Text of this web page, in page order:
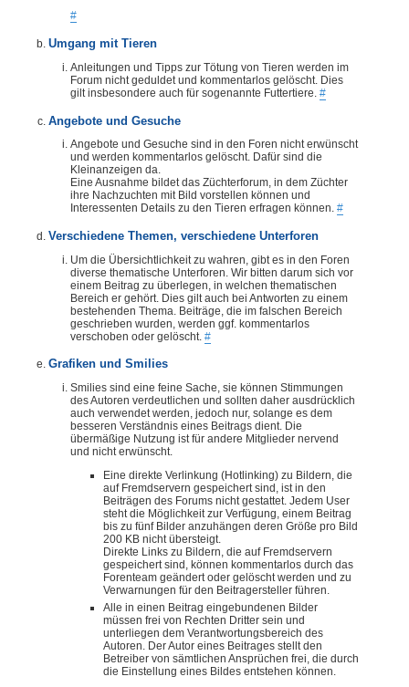
#
Umgang mit Tieren
Anleitungen und Tipps zur Tötung von Tieren werden im
Forum nicht geduldet und kommentarlos gelöscht. Dies
gilt insbesondere auch für sogenannte Futtertiere. #
Angebote und Gesuche
Angebote und Gesuche sind in den Foren nicht erwünscht
und werden kommentarlos gelöscht. Dafür sind die
Kleinanzeigen da.
Eine Ausnahme bildet das Züchterforum, in dem Züchter
ihre Nachzuchten mit Bild vorstellen können und
Interessenten Details zu den Tieren erfragen können. #
Verschiedene Themen, verschiedene Unterforen
Um die Übersichtlichkeit zu wahren, gibt es in den Foren
diverse thematische Unterforen. Wir bitten darum sich vor
einem Beitrag zu überlegen, in welchen thematischen
Bereich er gehört. Dies gilt auch bei Antworten zu einem
bestehenden Thema. Beiträge, die im falschen Bereich
geschrieben wurden, werden ggf. kommentarlos
verschoben oder gelöscht. #
Grafiken und Smilies
Smilies sind eine feine Sache, sie können Stimmungen
des Autoren verdeutlichen und sollten daher ausdrücklich
auch verwendet werden, jedoch nur, solange es dem
besseren Verständnis eines Beitrags dient. Die
übermäßige Nutzung ist für andere Mitglieder nervend
und nicht erwünscht.
Eine direkte Verlinkung (Hotlinking) zu Bildern, die
auf Fremdservern gespeichert sind, ist in den
Beiträgen des Forums nicht gestattet. Jedem User
steht die Möglichkeit zur Verfügung, einem Beitrag
bis zu fünf Bilder anzuhängen deren Größe pro Bild
200 KB nicht übersteigt.
Direkte Links zu Bildern, die auf Fremdservern
gespeichert sind, können kommentarlos durch das
Forenteam geändert oder gelöscht werden und zu
Verwarnungen für den Beitragersteller führen.
Alle in einen Beitrag eingebundenen Bilder
müssen frei von Rechten Dritter sein und
unterliegen dem Verantwortungsbereich des
Autoren. Der Autor eines Beitrages stellt den
Betreiber von sämtlichen Ansprüchen frei, die durch
die Einstellung eines Bildes entstehen können.